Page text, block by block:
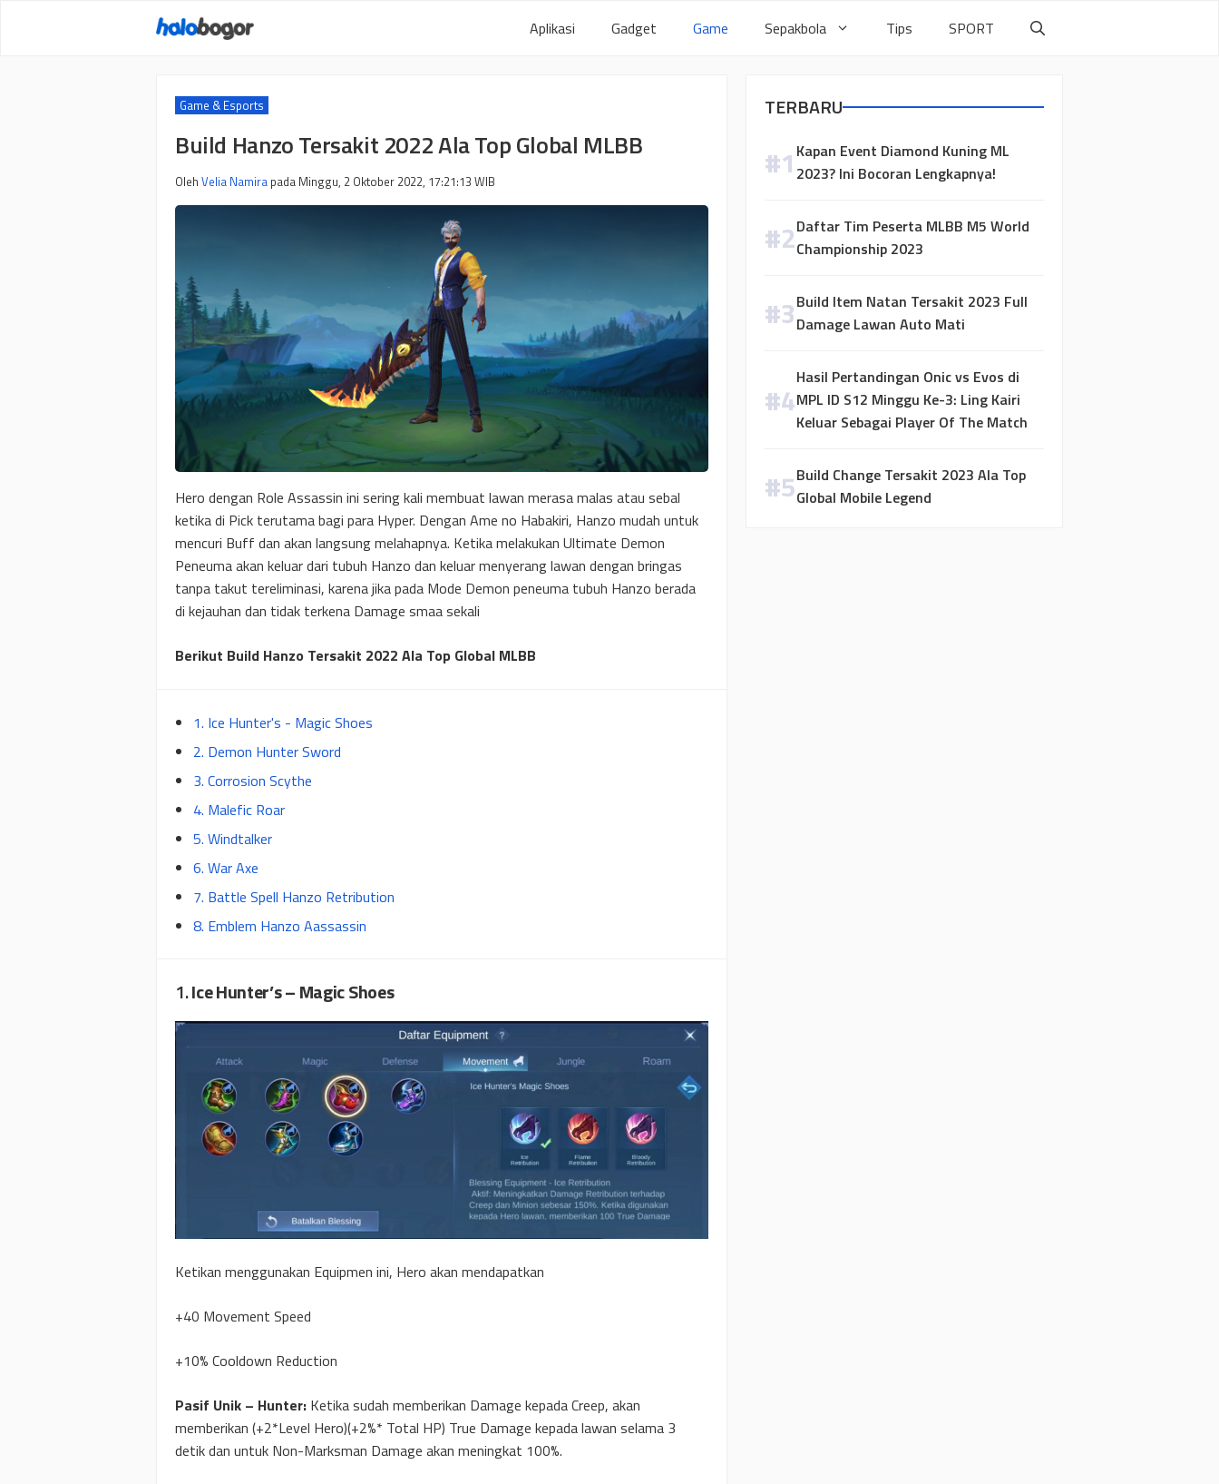
Aplikasi Gadget Game Sepakbola Tips SPORT
Game & Esports
Build Hanzo Tersakit 2022 Ala Top Global MLBB
Oleh Velia Namira pada Minggu, 2 Oktober 2022, 17:21:13 WIB
Hero dengan Role Assassin ini sering kali membuat lawan merasa malas atau sebal
ketika di Pick terutama bagi para Hyper. Dengan Ame no Habakiri, Hanzo mudah untuk
mencuri Buff dan akan langsung melahapnya. Ketika melakukan Ultimate Demon
Peneuma akan keluar dari tubuh Hanzo dan keluar menyerang lawan dengan bringas
tanpa takut tereliminasi, karena jika pada Mode Demon peneuma tubuh Hanzo berada
di kejauhan dan tidak terkena Damage smaa sekali
Berikut Build Hanzo Tersakit 2022 Ala Top Global MLBB
1. Ice Hunter's - Magic Shoes
2. Demon Hunter Sword
3. Corrosion Scythe
4. Malefic Roar
5. Windtalker
6. War Axe
7. Battle Spell Hanzo Retribution
8. Emblem Hanzo Aassassin
1.Ice Hunter’s – Magic Shoes
Ketikan menggunakan Equipmen ini, Hero akan mendapatkan
+40 Movement Speed
+10% Cooldown Reduction
Pasif Unik – Hunter: Ketika sudah memberikan Damage kepada Creep, akan
memberikan (+2*Level Hero)(+2%* Total HP) True Damage kepada lawan selama 3
detik dan untuk Non-Marksman Damage akan meningkat 100%.
TERBARU
Kapan Event Diamond Kuning ML
2023? Ini Bocoran Lengkapnya!
Daftar Tim Peserta MLBB M5 World
Championship 2023
Build Item Natan Tersakit 2023 Full
Damage Lawan Auto Mati
Hasil Pertandingan Onic vs Evos di
MPL ID S12 Minggu Ke-3: Ling Kairi
Keluar Sebagai Player Of The Match
Build Change Tersakit 2023 Ala Top
Global Mobile Legend